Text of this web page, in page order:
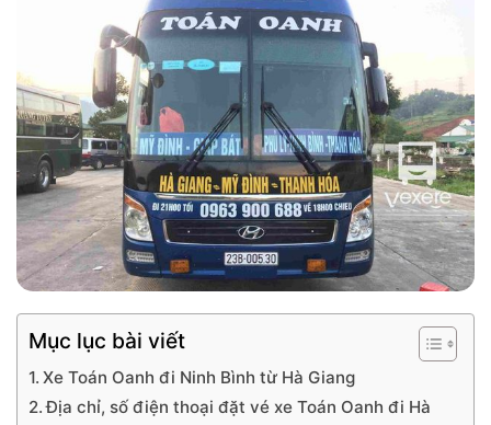
Mục lục bài viết
Xe Toán Oanh đi Ninh Bình từ Hà Giang
Địa chỉ, số điện thoại đặt vé xe Toán Oanh đi Hà